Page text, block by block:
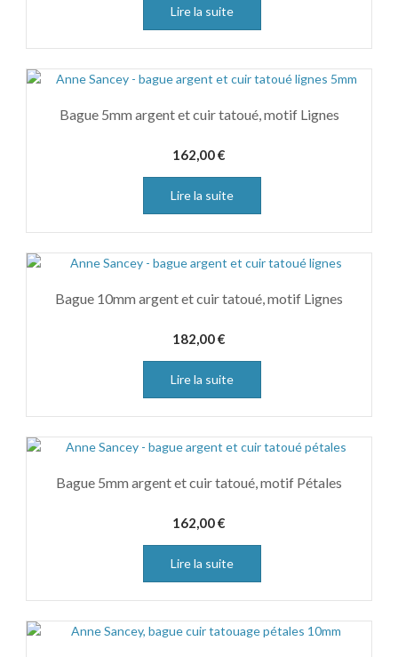
Lire la suite
Bague 5mm argent et cuir tatoué, motif Lignes
162,00€
Lire la suite
Bague 10mm argent et cuir tatoué, motif Lignes
182,00€
Lire la suite
Bague 5mm argent et cuir tatoué, motif Pétales
162,00€
Lire la suite